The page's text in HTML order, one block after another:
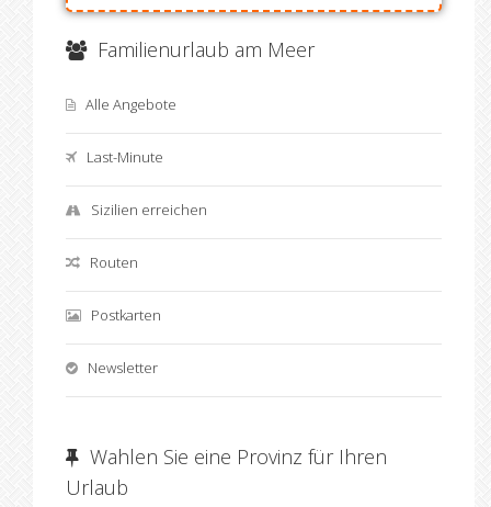
Familienurlaub am Meer
Alle Angebote
Last-Minute
Sizilien erreichen
Routen
Postkarten
Newsletter
Wahlen Sie eine Provinz für Ihren
Urlaub